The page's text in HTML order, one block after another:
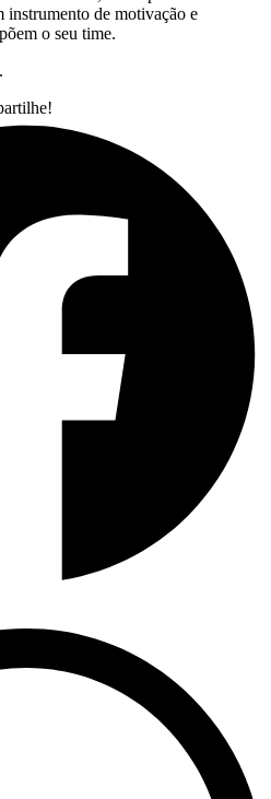
instrumento de motivação e
o seu time.